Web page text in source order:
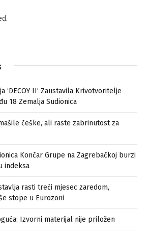
‘DECOY II’ Zaustavila Krivotvoritelje
18 Zemalja Sudionica
češke, ali raste zabrinutost za
Končar Grupe na Zagrebačkoj burzi
indeksa
rasti treći mjesec zaredom,
stope u Eurozoni
Izvorni materijal nije priložen